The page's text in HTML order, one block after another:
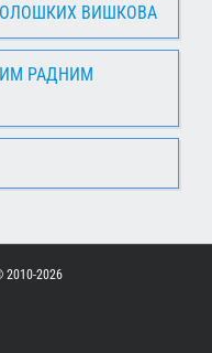
ВИШКОВА
РАДНИМ
2010-2026